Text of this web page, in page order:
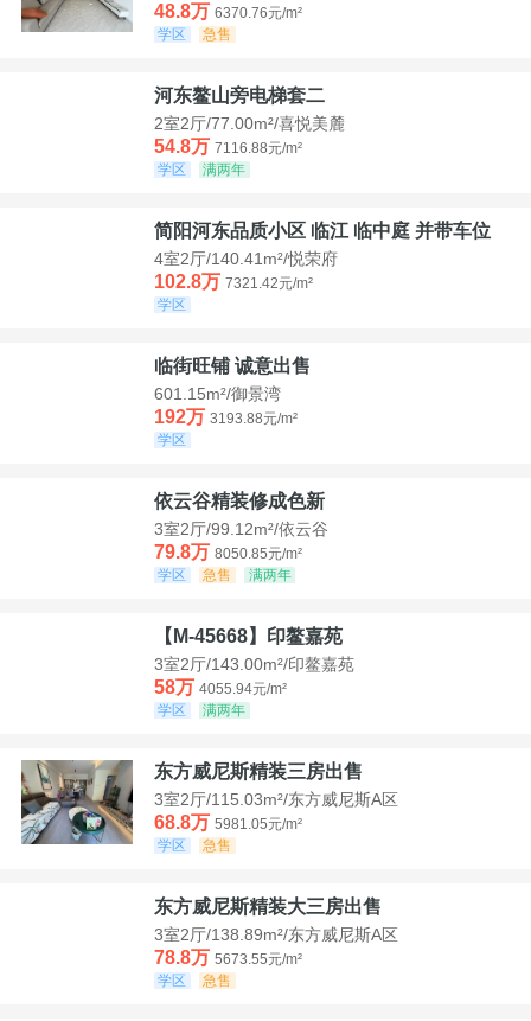
48.8万 6370.76元/m²
学区
急售
河东鳌山旁电梯套二
2室2厅/77.00m²/喜悦美麓
54.8万 7116.88元/m²
学区
满两年
简阳河东品质小区 临江 临中庭 并带车位
4室2厅/140.41m²/悦荣府
102.8万 7321.42元/m²
学区
临街旺铺 诚意出售
601.15m²/御景湾
192万 3193.88元/m²
学区
依云谷精装修成色新
3室2厅/99.12m²/依云谷
79.8万 8050.85元/m²
学区
急售 满两年
【M-45668】印鳌嘉苑
3室2厅/143.00m²/印鳌嘉苑
58万 4055.94元/m²
学区
满两年
东方威尼斯精装三房出售
3室2厅/115.03m²/东方威尼斯A区
68.8万 5981.05元/m²
学区
急售
东方威尼斯精装大三房出售
3室2厅/138.89m²/东方威尼斯A区
78.8万 5673.55元/m²
学区
急售